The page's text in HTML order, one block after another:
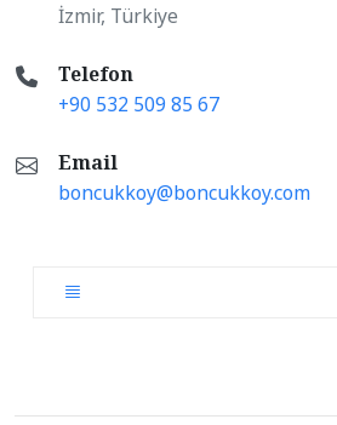
İzmir, Türkiye
Telefon
+90 532 509 85 67
Email
boncukkoy@boncukkoy.com